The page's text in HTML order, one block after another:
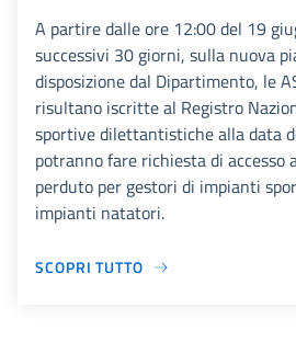
A partire dalle ore 12:00 del 19
successivi 30 giorni, sulla nuova
disposizione dal Dipartimento, le
risultano iscritte al Registro
sportive dilettantistiche alla data
potranno fare richiesta di accesso
perduto per gestori di impianti
impianti natatori.
SCOPRI TUTTO